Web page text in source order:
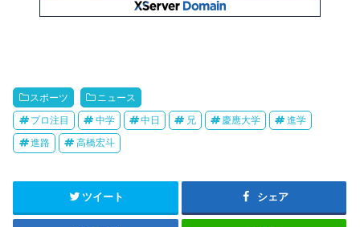
スポーツ ニュース
プロ注目 中学 中日 兄 慶應大学 進学
進路 高橋宏斗
ツイート シェア